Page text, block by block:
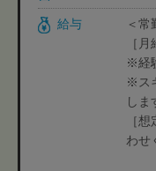
給与
＜常
［
※経
※ス
しま
［
わせ